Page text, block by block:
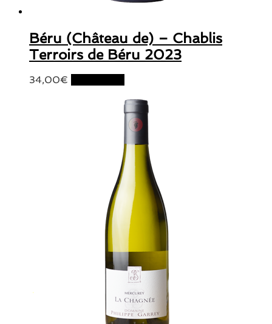
Béru (Château de) – Chablis
Terroirs de Béru 2023
34,00€